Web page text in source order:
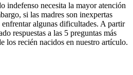
indefenso necesita la mayor atención
si las madres son inexpertas
algunas dificultades. A partir
respuestas a las 5 preguntas más
los recién nacidos en nuestro artículo.